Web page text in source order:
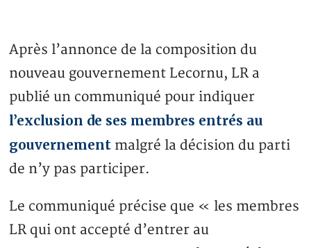
Après l’annonce de la composition du
nouveau gouvernement Lecornu, LR a
publié un communiqué pour indiquer
l’exclusion de ses membres entrés au
gouvernement malgré la décision du parti
de n’y pas participer.
Le communiqué précise que « les membres
LR qui ont accepté d’entrer au